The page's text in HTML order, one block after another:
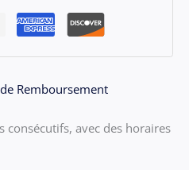
Remboursement
consécutifs, avec des horaires